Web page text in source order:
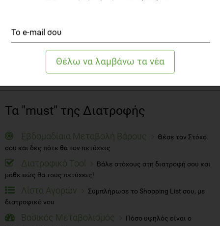
Πότε η Άρνηση του φαγητού είναι Φυσιολογικό
στάδιο Ανάπτυξης
2 λεπτά να διαβαστεί
Τα "must" της Διατροφής
Εβδομαδίαια Μεταβολή Βάρους
Θέσε τον Στόχο
σου και δες πότε θα τον πετύχεις
Διατροφικό Tool
Βάλε στόχους στη διατροφή σου και
μάθε πώς θα τους πετύχεις!
Λίστα Αγορών
Συμπλήρωσε το Shopping List σου, με
διατροφικό νου
Βασικός Μεταβολισμός
Πόσο υψηλός είναι ο